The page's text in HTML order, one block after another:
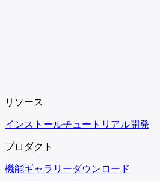
リソース
インストールチュートリアル開発
プロダクト
機能ギャラリーダウンロード